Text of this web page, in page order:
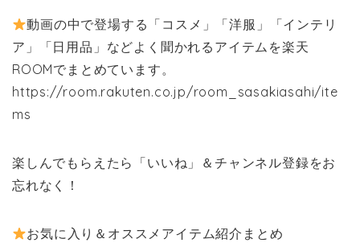
動画の中で登場する「コスメ」「洋服」「インテリ
ア」「日用品」などよく聞かれるアイテムを楽天
ROOMでまとめています。
https://room.rakuten.co.jp/room_sasakiasahi/ite
ms
楽しんでもらえたら「いいね」＆チャンネル登録をお
忘れなく！
お気に入り＆オススメアイテム紹介まとめ